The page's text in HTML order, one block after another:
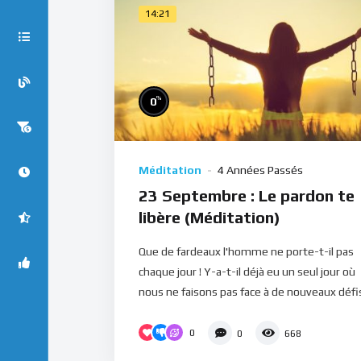
14:21
0%
Méditation 4 Années Passés
23 Septembre : Le pardon te
libère (Méditation)
Que de fardeaux l'homme ne porte-t-il pas
chaque jour ! Y-a-t-il déjà eu un seul jour où
nous ne faisons pas face à de nouveaux
0 0 668